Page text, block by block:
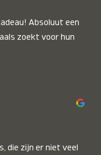
Absoluut een
zoekt voor hun
die zijn er niet veel